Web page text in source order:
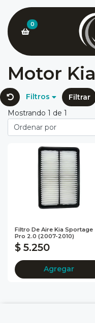
0
Motor Kia
Filtros
Filtrar
Mostrando 1 de 1
Filtro De Aire Kia Sportage
Pro 2.0 (2007-2010)
$ 5.250
Agregar